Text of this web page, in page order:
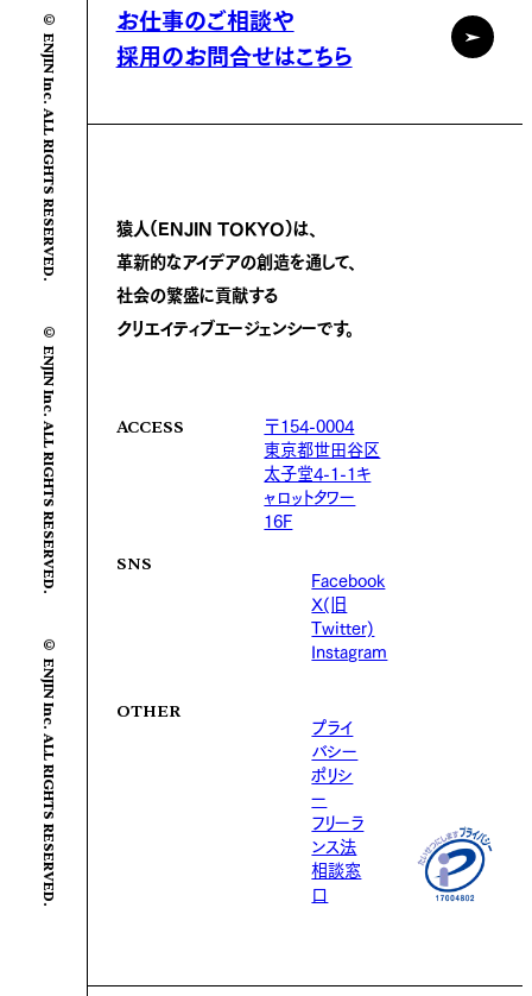
© ENJIN Inc. ALL RIGHTS RESERVED.
© ENJIN Inc. ALL RIGHTS RESERVED.
© ENJIN Inc. ALL RIGHTS RESERVED.
お仕事のご相談や
採用のお問合せはこちら
猿人(ENJIN TOKYO)は、
革新的なアイデアの創造を通して、
社会の繁盛に貢献する
クリエイティブエージェンシーです。
ACCESS
〒154-0004
東京都世田谷区
太子堂4-1-1キ
ャロットタワー
16F
SNS
Facebook
X(旧
Twitter)
Instagram
OTHER
プライ
バシー
ポリシ
ー
フリーラ
ンス法
相談窓
口